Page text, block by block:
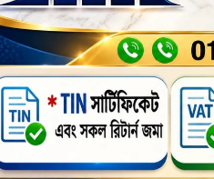
নির্যাতিত হয়েছেন আলেম সমাজ